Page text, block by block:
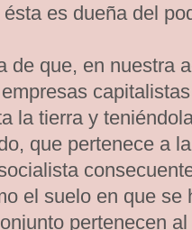
ésta es dueña del
de que, en nuestra
la tierra y
que pertenece a
el suelo en que
pertenecen